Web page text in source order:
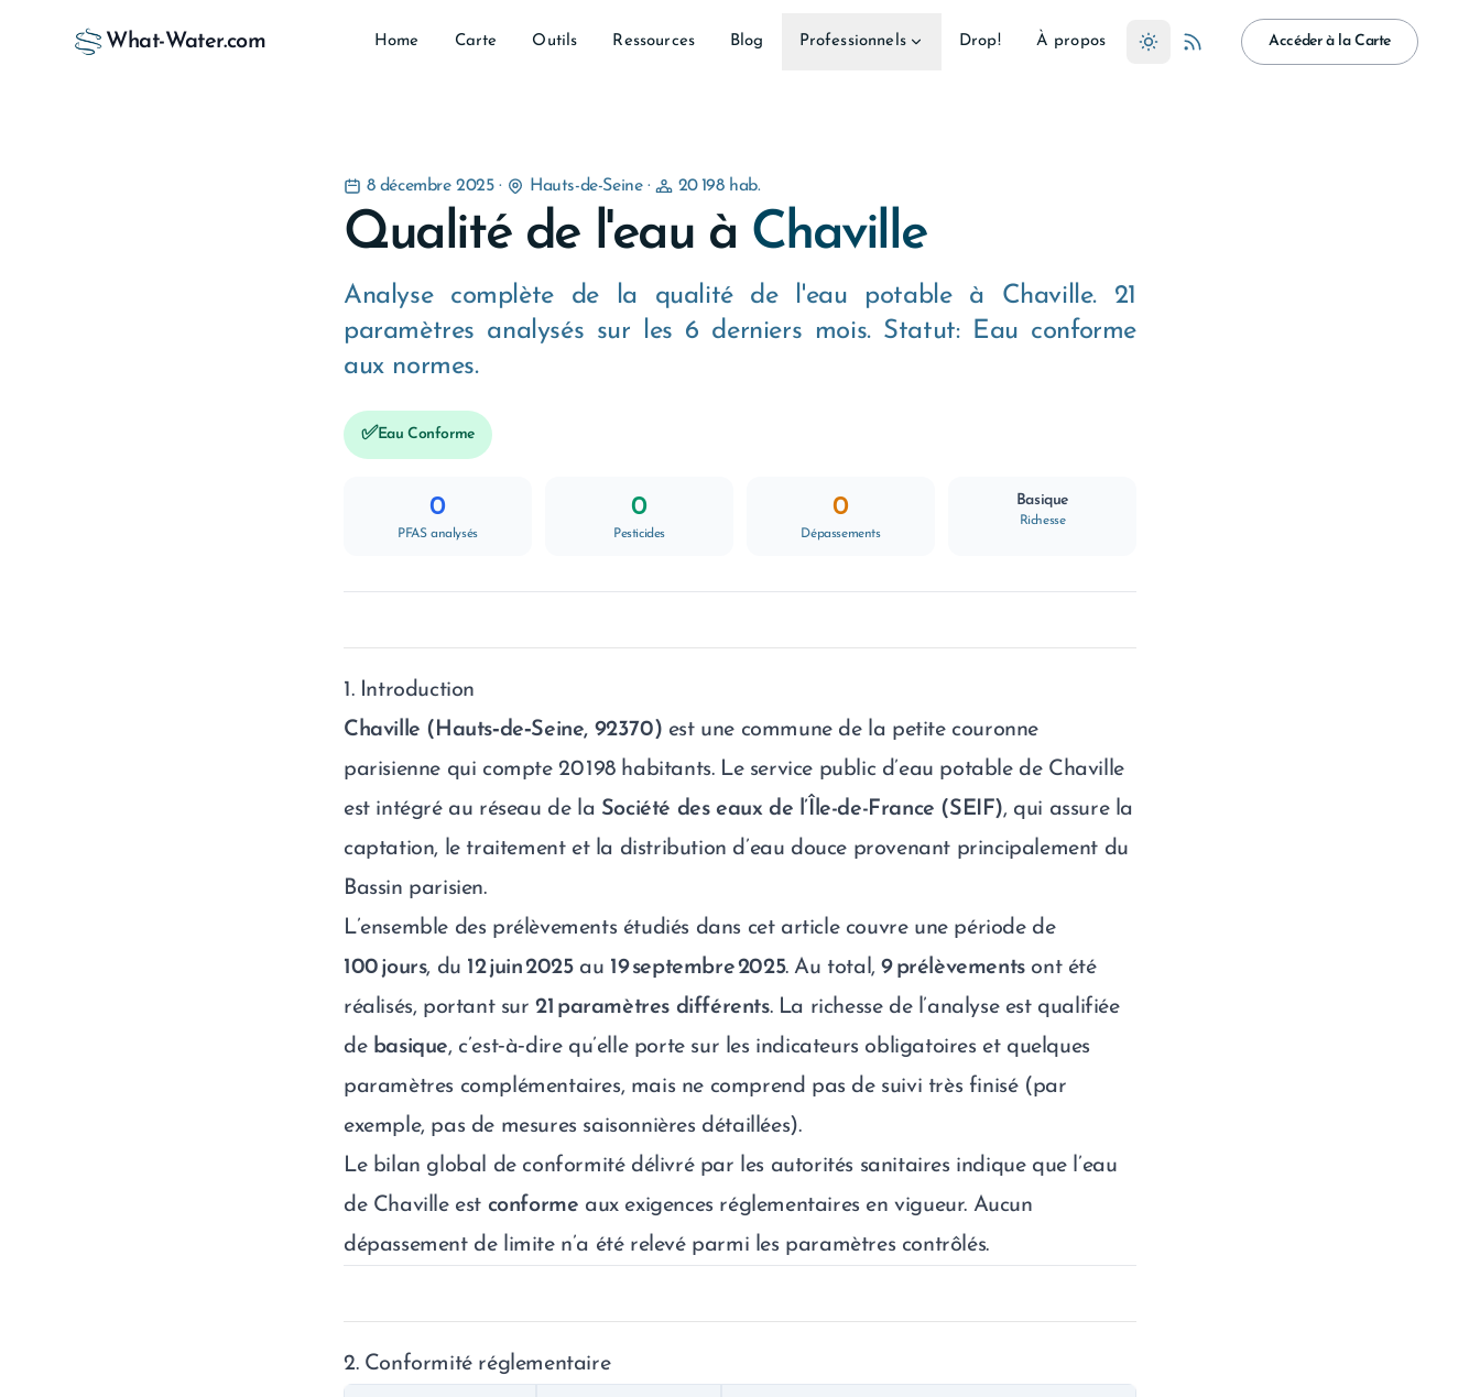
What-Water.com Home Carte Outils Ressources Blog Professionnels Drop! À propos Accéder à la Carte
8 décembre 2025· Hauts-de-Seine· 20 198 hab.
Qualité de l'eau à Chaville
Analyse complète de la qualité de l'eau potable à Chaville. 21
paramètres analysés sur les 6 derniers mois. Statut: Eau conforme
aux normes.
✅Eau Conforme
0
PFAS analysés
0
Pesticides
0
Dépassements
Basique
Richesse
1. Introduction
Chaville (Hauts‑de‑Seine, 92370) est une commune de la petite couronne
parisienne qui compte 20 198 habitants. Le service public d’eau potable de Chaville
est intégré au réseau de la Société des eaux de l’Île-de-France (SEIF), qui assure la
captation, le traitement et la distribution d’eau douce provenant principalement du
Bassin parisien.
L’ensemble des prélèvements étudiés dans cet article couvre une période de
100 jours, du 12 juin 2025au 19 septembre 2025. Au total,9 prélèvementsont été
réalisés, portant sur21 paramètres différents. La richesse de l’analyse est qualifiée
de basique, c’est‑à‑dire qu’elle porte sur les indicateurs obligatoires et quelques
paramètres complémentaires, mais ne comprend pas de suivi très finisé (par
exemple, pas de mesures saisonnières détaillées).
Le bilan global de conformité délivré par les autorités sanitaires indique que l’eau
de Chaville est conforme aux exigences réglementaires en vigueur. Aucun
dépassement de limite n’a été relevé parmi les paramètres contrôlés.
2. Conformité réglementaire